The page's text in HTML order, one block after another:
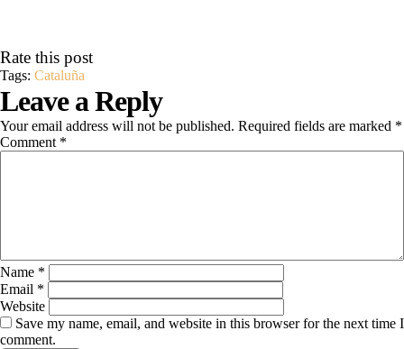
Rate this post
Tags: Cataluña
Leave a Reply
Your email address will not be published. Required fields are marked *
Comment *
Name *
Email *
Website
Save my name, email, and website in this browser for the next time I
comment.